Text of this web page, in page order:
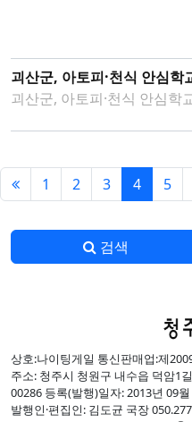
괴산군, 아토피·천식 안심학
괴산군, 아토피·천식 안심학
1 2 3 4 5
검색
상호:나이팅게일 통신판매업:제
주소: 청주시 청원구 내수읍 덕암1
00286 등록(발행)일자: 2013년 09월
발행인·편집인: 김도균 국장